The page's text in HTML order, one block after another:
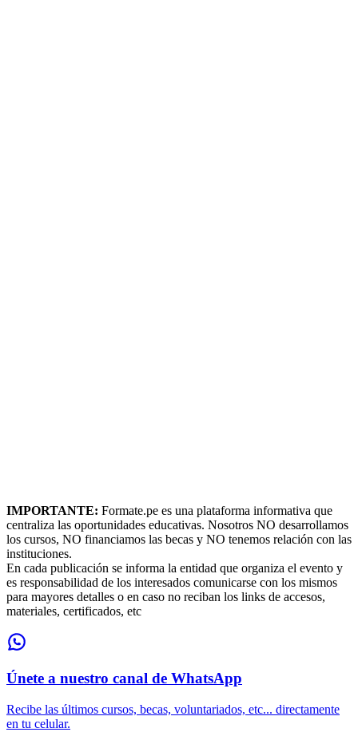
IMPORTANTE: Formate.pe es una plataforma informativa que
centraliza las oportunidades educativas. Nosotros NO desarrollamos
los cursos, NO financiamos las becas y NO tenemos relación con las
instituciones.
En cada publicación se informa la entidad que organiza el evento y
es responsabilidad de los interesados comunicarse con los mismos
para mayores detalles o en caso no reciban los links de accesos,
materiales, certificados, etc
Únete a nuestro canal de WhatsApp
Recibe las últimos cursos, becas, voluntariados, etc... directamente
en tu celular.